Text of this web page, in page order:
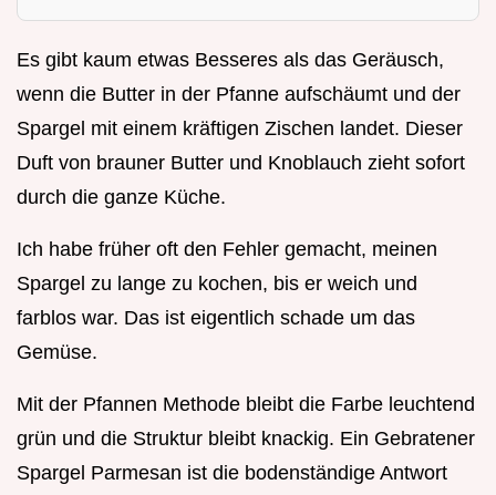
Es gibt kaum etwas Besseres als das Geräusch,
wenn die Butter in der Pfanne aufschäumt und der
Spargel mit einem kräftigen Zischen landet. Dieser
Duft von brauner Butter und Knoblauch zieht sofort
durch die ganze Küche.
Ich habe früher oft den Fehler gemacht, meinen
Spargel zu lange zu kochen, bis er weich und
farblos war. Das ist eigentlich schade um das
Gemüse.
Mit der Pfannen Methode bleibt die Farbe leuchtend
grün und die Struktur bleibt knackig. Ein Gebratener
Spargel Parmesan ist die bodenständige Antwort